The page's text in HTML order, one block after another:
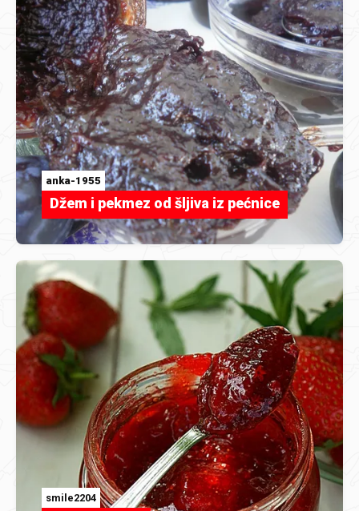
anka-1955
Džem i pekmez od šljiva iz pećnice
smile2204